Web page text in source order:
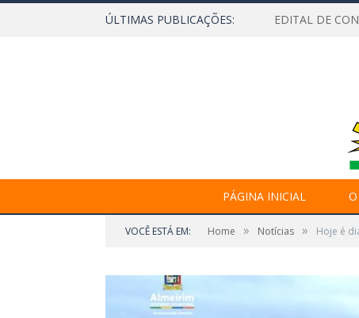
ÚLTIMAS PUBLICAÇÕES: EDITAL DE
PÁGINA INICIAL
VOCÊ ESTÁ EM: Home » Notícias » Hoje é